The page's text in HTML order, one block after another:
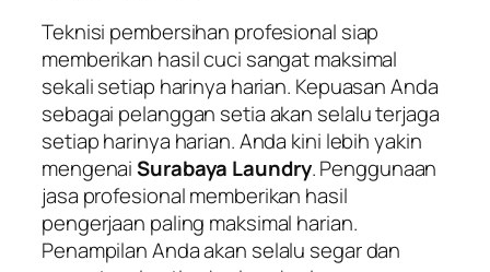
Teknisi pembersihan profesional siap
memberikan hasil cuci sangat maksimal
sekali setiap harinya harian. Kepuasan Anda
sebagai pelanggan setia akan selalu terjaga
setiap harinya harian. Anda kini lebih yakin
mengenaiSurabaya Laundry. Penggunaan
jasa profesional memberikan hasil
pengerjaan paling maksimal harian.
Penampilan Anda akan selalu segar dan